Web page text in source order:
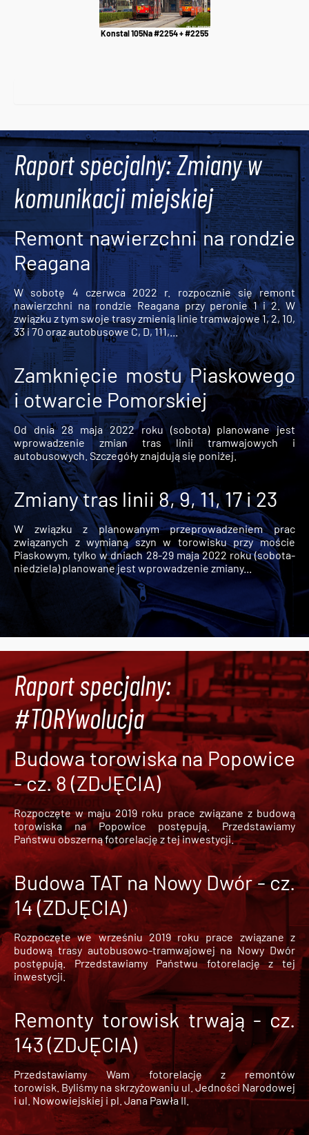
Konstal 105Na #2254 + #2255
Raport specjalny: Zmiany w
komunikacji miejskiej
Remont nawierzchni na rondzie
Reagana
W sobotę 4 czerwca 2022 r. rozpocznie się remont
nawierzchni na rondzie Reagana przy peronie 1 i 2. W
związku z tym swoje trasy zmienią linie tramwajowe 1, 2, 10,
33 i 70 oraz autobusowe C, D, 111,...
Zamknięcie mostu Piaskowego
i otwarcie Pomorskiej
Od dnia 28 maja 2022 roku (sobota) planowane jest
wprowadzenie zmian tras linii tramwajowych i
autobusowych. Szczegóły znajdują się poniżej.
Zmiany tras linii 8, 9, 11, 17 i 23
W związku z planowanym przeprowadzeniem prac
związanych z wymianą szyn w torowisku przy moście
Piaskowym, tylko w dniach 28-29 maja 2022 roku (sobota-
niedziela) planowane jest wprowadzenie zmiany...
Raport specjalny:
#TORYwolucja
Budowa torowiska na Popowice
- cz. 8 (ZDJĘCIA)
Rozpoczęte w maju 2019 roku prace związane z budową
torowiska na Popowice
postępują. Przedstawiamy
Państwu obszerną fotorelację z tej inwestycji.
Budowa TAT na Nowy Dwór - cz.
14 (ZDJĘCIA)
Rozpoczęte we wrześniu 2019 roku prace związane z
budową trasy autobusowo-tramwajowej na Nowy Dwór
postępują. Przedstawiamy Państwu fotorelację z tej
inwestycji.
Remonty torowisk trwają - cz.
143 (ZDJĘCIA)
Przedstawiamy Wam fotorelację z remontów
torowisk. Byliśmy na skrzyżowaniu ul. Jedności Narodowej
i ul. Nowowiejskiej i pl. Jana Pawła II.